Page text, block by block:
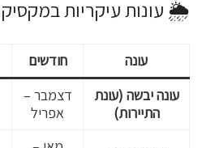
🌦️ עונות עיקריות
עונה חודשים
עונה יבשה (עונת
התיירות)
דצמבר –
אפריל